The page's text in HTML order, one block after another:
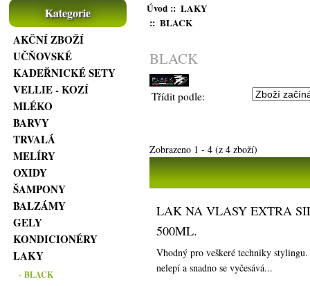
Kategorie
AKČNÍ ZBOŽÍ
UČŇOVSKÉ
KADEŘNICKÉ SETY
VELLIE - KOZÍ
MLÉKO
BARVY
TRVALÁ
MELÍRY
OXIDY
ŠAMPONY
BALZÁMY
GELY
KONDICIONÉRY
LAKY
- BLACK
Úvod:: LAKY
:: BLACK
BLACK
Třídit podle:
Zobrazeno 1 -4 (z4 zboží)
LAK NA VLASY EXTRA
500ML.
Vhodný pro veškeré techniky
nelepí a snadno se vyčesává...